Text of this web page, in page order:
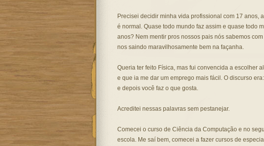
Precisei decidir minha vida profissional com 17 anos,
é normal. Quase todo mundo faz assim e quase todo
anos? Nem mentir pros nossos pais nós sabemos
nos saindo maravilhosamente bem na façanha.
Queria ter feito Física, mas fui convencida a escolher
e que ia me dar um emprego mais fácil. O discurso
e depois você faz o que gosta.
Acreditei nessas palavras sem pestanejar.
Comecei o curso de Ciência da Computação e no
escola. Me saí bem, comecei a fazer cursos de